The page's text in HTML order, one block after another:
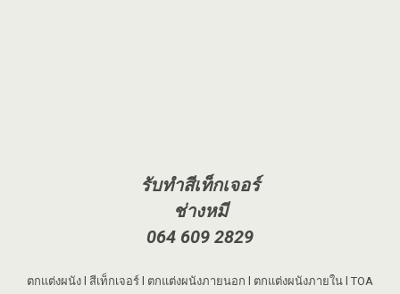
รับทำสีเท็กเจอร์
ช่างหมี
064 609 2829
ตกแต่งผนัง l สีเท็กเจอร์ l ตกแต่งผนังภายนอก l ตกแต่งผนังภายใน l TOA